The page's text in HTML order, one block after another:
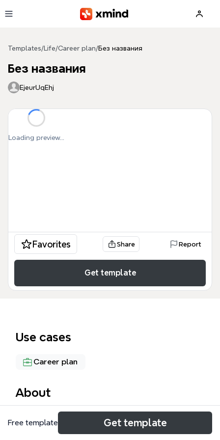
Templates/ Life/Career plan/Без названия
Без названия
EjeurUqEhj
Loading preview...
Favorites Share Report
Get template
Use cases
Career plan
About
Этот шаблон Личный бренд представляет собой
структурированную дорожную карту для
Free template Get template